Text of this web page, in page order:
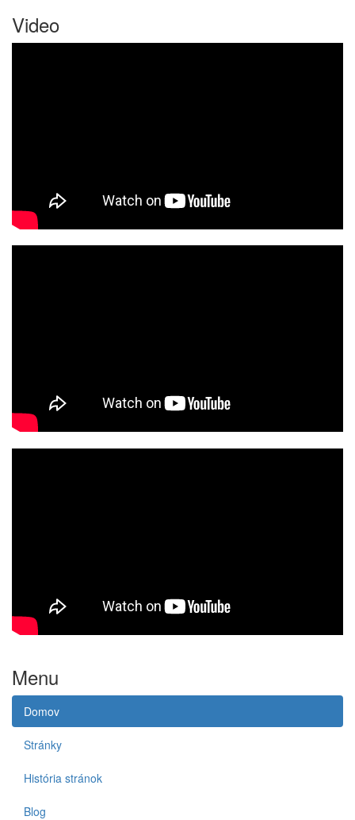
Video
Menu
Domov
Stránky
História stránok
Blog